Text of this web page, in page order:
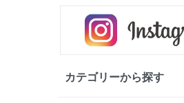
カテゴリーから探す